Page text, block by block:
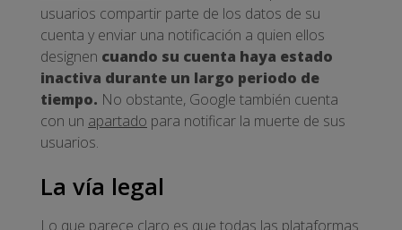
usuarios compartir parte de los datos de su
cuenta y enviar una notificación a quien ellos
designen cuando su cuenta haya estado
inactiva durante un largo periodo de
tiempo. No obstante, Google también cuenta
con un apartado para notificar la muerte de sus
usuarios.
La vía legal
Lo que parece claro es que todas las plataformas